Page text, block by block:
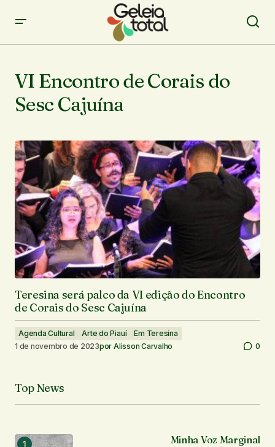
VI Encontro de Corais do
Sesc Cajuína
Teresina será palco da VI edição do Encontro
de Corais do Sesc Cajuína
Agenda Cultural Arte do Piauí
Em Teresina
1 de novembro de 2023por Alisson Carvalho 0
Top News
Minha Voz Marginal